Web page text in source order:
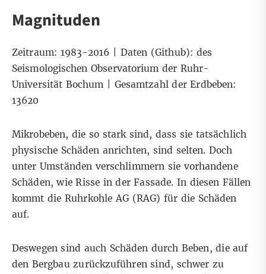
Magnituden
Zeitraum: 1983-2016 | Daten (Github): des
Seismologischen Observatorium der Ruhr-
Universität Bochum | Gesamtzahl der Erdbeben:
13620
Mikrobeben, die so stark sind, dass sie tatsächlich
physische Schäden anrichten, sind selten. Doch
unter Umständen verschlimmern sie vorhandene
Schäden, wie Risse in der Fassade. In diesen Fällen
kommt die Ruhrkohle AG (RAG) für die Schäden
auf.
Deswegen sind auch Schäden durch Beben, die auf
den Bergbau zurückzuführen sind, schwer zu